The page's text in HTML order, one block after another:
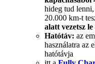
hideg tud
20.000 km-t
alatt vezetsz
Hatótáv: az
használatra az
hatótávja